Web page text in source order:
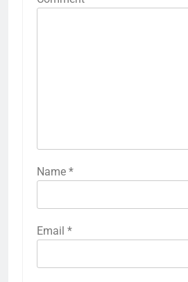
Name *
Email *